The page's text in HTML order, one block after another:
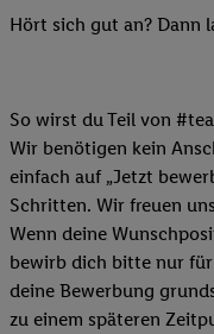
Hört sich gut an? Dann
So wirst du Teil von
Wir benötigen kein
einfach auf „Jetzt
Schritten. Wir freuen
Wenn deine
bewirb dich bitte nur für
deine Bewerbung
zu einem späteren